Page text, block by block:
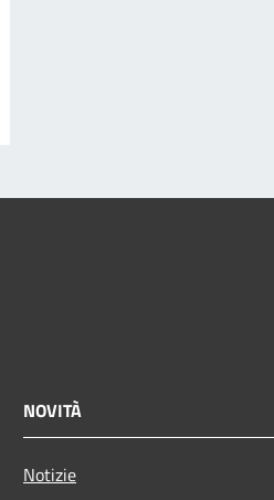
NOVITÀ
Notizie